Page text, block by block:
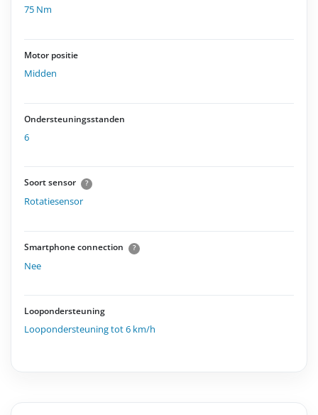
75 Nm
Motor positie
Midden
Ondersteuningsstanden
6
Soort sensor ?
Rotatiesensor
Smartphone connection ?
Nee
Loopondersteuning
Loopondersteuning tot 6 km/h